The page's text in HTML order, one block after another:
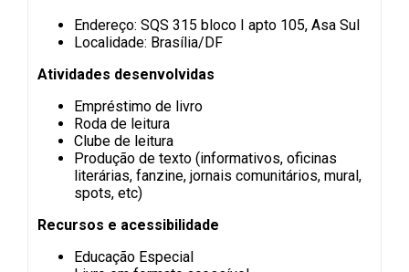
Endereço: SQS 315 bloco I apto 105, Asa Sul
Localidade: Brasília/DF
Atividades desenvolvidas
Empréstimo de livro
Roda de leitura
Clube de leitura
Produção de texto (informativos, oficinas
literárias, fanzine, jornais comunitários, mural,
spots, etc)
Recursos e acessibilidade
Educação Especial